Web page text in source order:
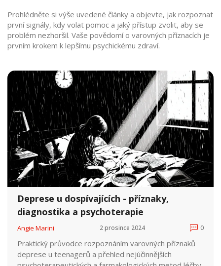
Prohlédněte si výše uvedené články a objevte, jak rozpoznat
první signály, kdy volat pomoc a jaký přístup zvolit, aby se
problém nezhoršil. Vaše povědomí o varovných příznacích je
prvním krokem k lepšímu psychickému zdraví.
Deprese u dospívajících - příznaky,
diagnostika a psychoterapie
Angie Marini 2 prosince 2024 0
Praktický průvodce rozpoznáním varovných příznaků
deprese u teenagerů a přehled nejúčinnějších